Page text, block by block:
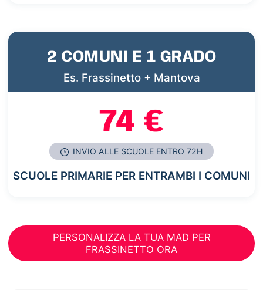
2 COMUNI E 1 GRADO
Es. Frassinetto + Mantova
74 €
INVIO ALLE SCUOLE ENTRO 72H
SCUOLE PRIMARIE PER ENTRAMBI I COMUNI
PERSONALIZZA LA TUA MAD PER
FRASSINETTO ORA